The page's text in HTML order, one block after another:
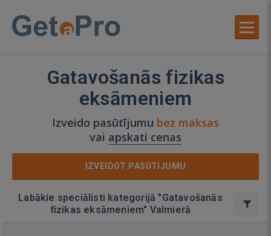
Gatavošanās fizikas
eksāmeniem
Izveido pasūtījumu bez maksas
vai apskati cenas
IZVEIDOT PASŪTĪJUMU
Labākie speciālisti kategorijā "Gatavošanās
fizikas eksāmeniem" Valmierā